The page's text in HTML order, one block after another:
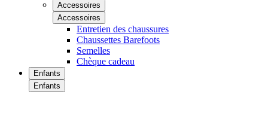
Accessoires
Accessoires
Entretien des chaussures
Chaussettes Barefoots
Semelles
Chèque cadeau
Enfants
Enfants